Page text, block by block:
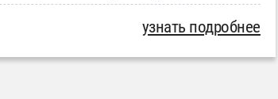
узнать подробнее